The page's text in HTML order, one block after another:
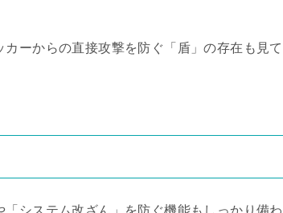
ーからの直接攻撃を防ぐ「盾」の存在も見て
システム改ざん」を防ぐ機能もしっかり備わ